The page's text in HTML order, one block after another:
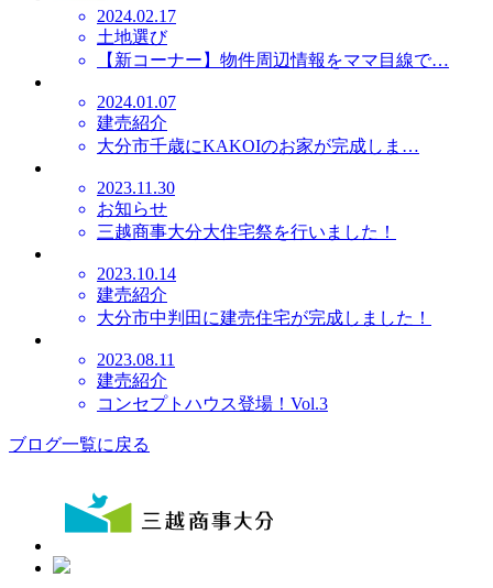
2024.02.17
土地選び
【新コーナー】物件周辺情報をママ目線で…
2024.01.07
建売紹介
大分市千歳にKAKOIのお家が完成しま…
2023.11.30
お知らせ
三越商事大分大住宅祭を行いました！
2023.10.14
建売紹介
大分市中判田に建売住宅が完成しました！
2023.08.11
建売紹介
コンセプトハウス登場！Vol.3
ブログ一覧に戻る